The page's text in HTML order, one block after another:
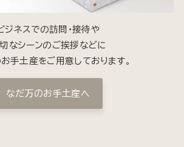
ジネスでの訪問・接待や
なシーンのご挨拶などに
手土産をご用意しております。
なだ万のお手土産へ